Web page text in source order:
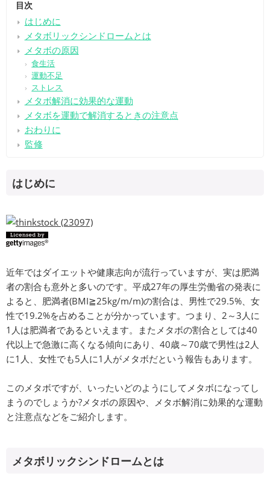
目次
はじめに
メタボリックシンドロームとは
メタボの原因
食生活
運動不足
ストレス
メタボ解消に効果的な運動
メタボを運動で解消するときの注意点
おわりに
監修
はじめに
近年ではダイエットや健康志向が流行っていますが、実は肥満
者の割合も意外と多いのです。平成27年の厚生労働省の発表に
よると、肥満者(BMI≧25kg/m/m)の割合は、男性で29.5%、女
性で19.2%を占めることが分かっています。つまり、2～3人に
1人は肥満者であるといえます。またメタボの割合としては40
代以上で急激に高くなる傾向にあり、40歳～70歳で男性は2人
に1人、女性でも5人に1人がメタボだという報告もあります。
このメタボですが、いったいどのようにしてメタボになってし
まうのでしょうか?メタボの原因や、メタボ解消に効果的な運動
と注意点などをご紹介します。
メタボリックシンドロームとは